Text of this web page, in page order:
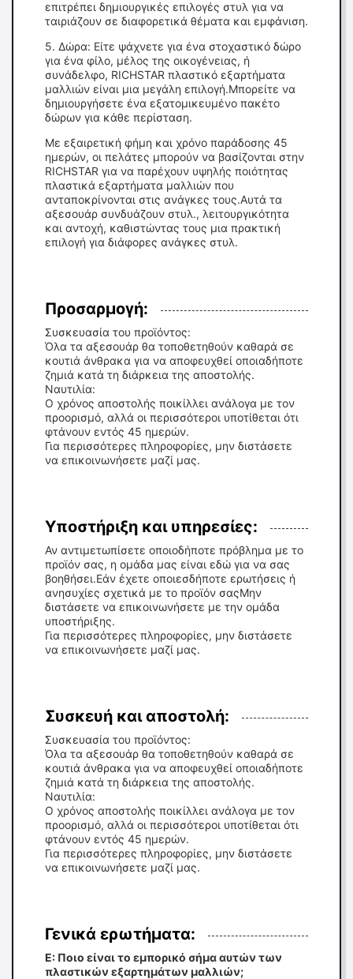
επιτρέπει δημιουργικές επιλογές στυλ για να
ταιριάζουν σε διαφορετικά θέματα και εμφάνιση.
5. Δώρα: Είτε ψάχνετε για ένα στοχαστικό δώρο
για ένα φίλο, μέλος της οικογένειας, ή
συνάδελφο, RICHSTAR πλαστικό εξαρτήματα
μαλλιών είναι μια μεγάλη επιλογή.Μπορείτε να
δημιουργήσετε ένα εξατομικευμένο πακέτο
δώρων για κάθε περίσταση.
Με εξαιρετική φήμη και χρόνο παράδοσης 45
ημερών, οι πελάτες μπορούν να βασίζονται στην
RICHSTAR για να παρέχουν υψηλής ποιότητας
πλαστικά εξαρτήματα μαλλιών που
ανταποκρίνονται στις ανάγκες τους.Αυτά τα
αξεσουάρ συνδυάζουν στυλ., λειτουργικότητα
και αντοχή, καθιστώντας τους μια πρακτική
επιλογή για διάφορες ανάγκες στυλ.
Προσαρμογή:
Συσκευασία του προϊόντος:
Όλα τα αξεσουάρ θα τοποθετηθούν καθαρά σε
κουτιά άνθρακα για να αποφευχθεί οποιαδήποτε
ζημιά κατά τη διάρκεια της αποστολής.
Ναυτιλία:
Ο χρόνος αποστολής ποικίλλει ανάλογα με τον
προορισμό, αλλά οι περισσότεροι υποτίθεται ότι
φτάνουν εντός 45 ημερών.
Για περισσότερες πληροφορίες, μην διστάσετε
να επικοινωνήσετε μαζί μας.
Υποστήριξη και υπηρεσίες:
Αν αντιμετωπίσετε οποιοδήποτε πρόβλημα με το
προϊόν σας, η ομάδα μας είναι εδώ για να σας
βοηθήσει.Εάν έχετε οποιεσδήποτε ερωτήσεις ή
ανησυχίες σχετικά με το προϊόν σαςΜην
διστάσετε να επικοινωνήσετε με την ομάδα
υποστήριξης.
Για περισσότερες πληροφορίες, μην διστάσετε
να επικοινωνήσετε μαζί μας.
Συσκευή και αποστολή:
Συσκευασία του προϊόντος:
Όλα τα αξεσουάρ θα τοποθετηθούν καθαρά σε
κουτιά άνθρακα για να αποφευχθεί οποιαδήποτε
ζημιά κατά τη διάρκεια της αποστολής.
Ναυτιλία:
Ο χρόνος αποστολής ποικίλλει ανάλογα με τον
προορισμό, αλλά οι περισσότεροι υποτίθεται ότι
φτάνουν εντός 45 ημερών.
Για περισσότερες πληροφορίες, μην διστάσετε
να επικοινωνήσετε μαζί μας.
Γενικά ερωτήματα:
Ε: Ποιο είναι το εμπορικό σήμα αυτών των
πλαστικών εξαρτημάτων μαλλιών;